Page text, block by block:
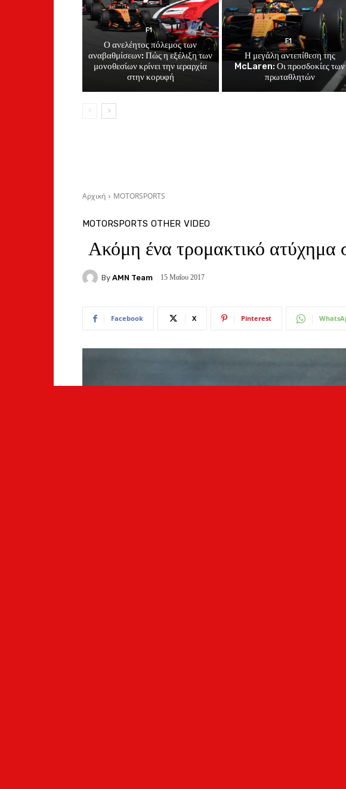
F1
Ο ανελέητος πόλεμος των
αναβαθμίσεων: Πώς η εξέλιξη των
μονοθεσίων κρίνει την ιεραρχία
στην κορυφή
F1
Η μεγάλη αντεπίθεση της
McLaren: Οι προσδοκίες των
πρωταθλητών